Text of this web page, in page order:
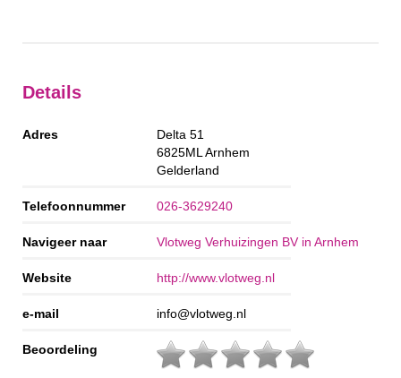
Details
Adres
Delta 51
6825ML Arnhem
Gelderland
Telefoonnummer 026-3629240
Navigeer naar Vlotweg Verhuizingen BV in Arnhem
Website http://www.vlotweg.nl
e-mail info@vlotweg.nl
Beoordeling